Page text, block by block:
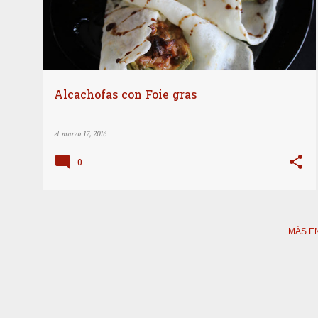
d
Alcachofas con Foie gras
el marzo 17, 2016
0
MÁS